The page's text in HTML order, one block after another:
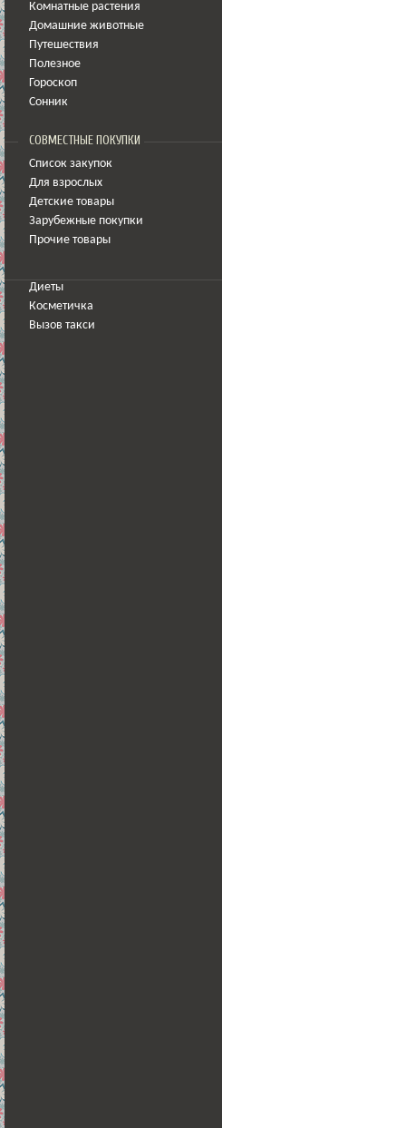
Комнатные растения
Домашние животные
Путешествия
Полезное
Гороскоп
Сонник
СОВМЕСТНЫЕ ПОКУПКИ
Список закупок
Для взрослых
Детские товары
Зарубежные покупки
Прочие товары
Диеты
Косметичка
Вызов такси